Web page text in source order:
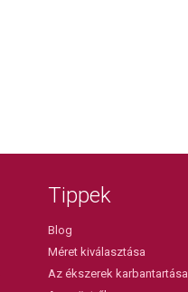
Tippek
Blog
Méret kiválasztása
Az ékszerek karbantartása